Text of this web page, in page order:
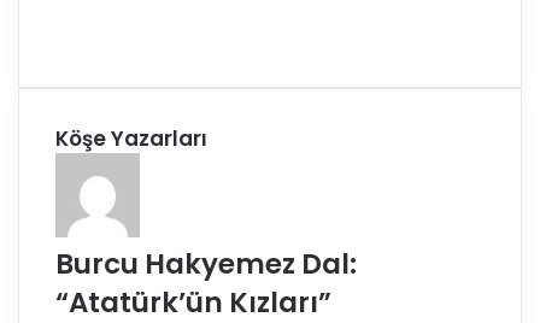
Köşe Yazarları
Burcu Hakyemez Dal:
“Atatürk’ün Kızları”